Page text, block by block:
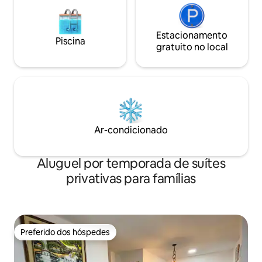
Piscina
Estacionamento
gratuito no local
Ar-condicionado
Aluguel por temporada de suítes
privativas para famílias
Preferido dos hóspedes
Preferido dos hóspedes